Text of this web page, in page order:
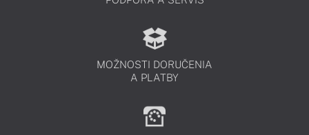
MOŽNOSTI DORUČENIA
A PLATBY